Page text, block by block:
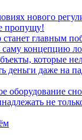
нового
пропущу!
главным
концепцию
которые
деньги даже на
не